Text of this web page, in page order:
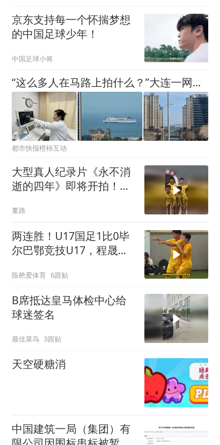
京东支持每一个怀揣梦想
的中国足球少年！
中国足球小将
“这么多人在马路上拍什么？”大连一网红打卡点火到封路，每天成千上万人在烈日下打卡，有人花百元坐咖啡厅拍，有人苦等一小时只为拍30秒
都市快报橙柿互动
大型真人纪录片《永不消
逝的四年》即将开拍！从
诉今天！
董路
两连胜！U17国足1比0毕
尔巴鄂竞技U17，程晟涵
陈赩爱体育 6跟贴
B席抵达皇马体检中心给
球迷签名
最佳菜鸟 3跟贴
天空硬糖消
中国建筑一局（集团）有